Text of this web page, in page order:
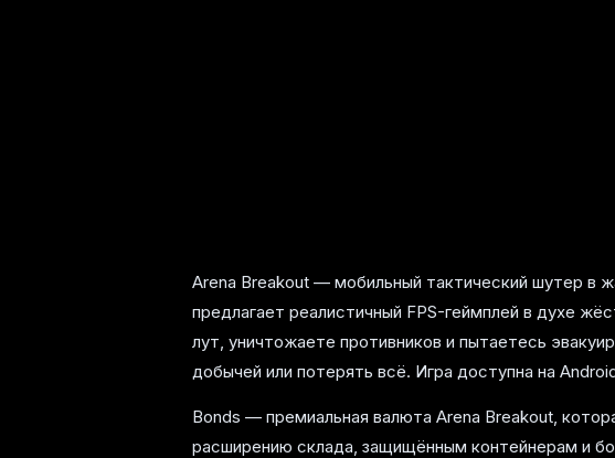
Arena Breakout — мобильный тактический шутер в
предлагает реалистичный FPS-геймплей в духе
лут, уничтожаете противников и пытаетесь
добычей или потерять всё. Игра доступна на
Bonds — премиальная валюта Arena Breakout,
расширению склада, защищённым контейнерам и